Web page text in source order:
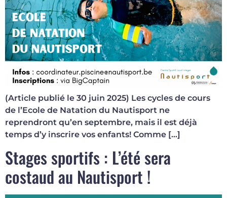
(Article publié le 30 juin 2025) Les cycles de cours
de l’Ecole de Natation du Nautisport ne
reprendront qu’en septembre, mais il est déjà
temps d’y inscrire vos enfants! Comme […]
Stages sportifs : L’été sera
costaud au Nautisport !